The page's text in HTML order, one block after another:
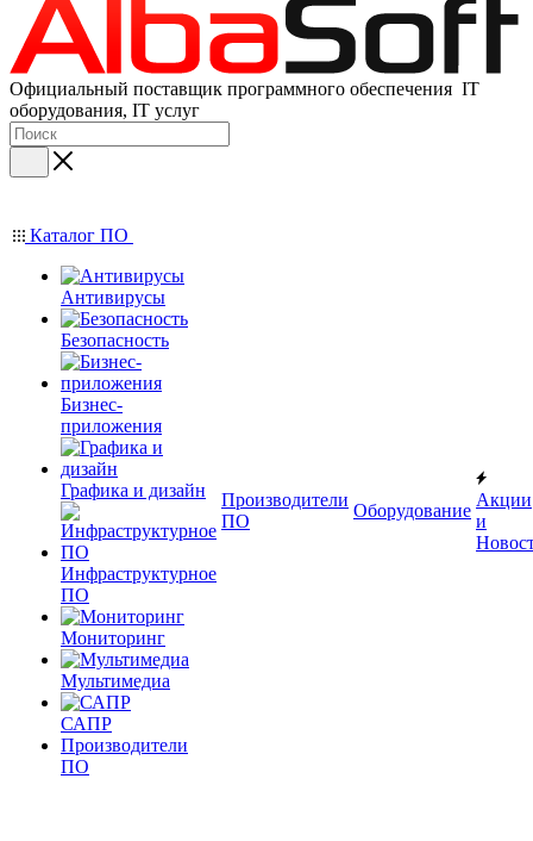
Официальный поставщик программного обеспечения IT
оборудования, IT услуг
Каталог ПО
Антивирусы
Безопасность
Бизнес-
приложения
Графика и дизайн
Инфраструктурное
ПО
Мониторинг
Мультимедиа
САПР
Производители
ПО
Производители
ПО
Оборудование
Акции
и